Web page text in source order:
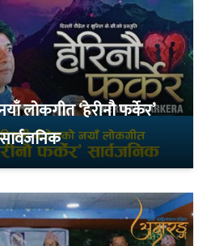
लोकगीत ‘हेरीनौ फर्केर’
सार्वजनिक